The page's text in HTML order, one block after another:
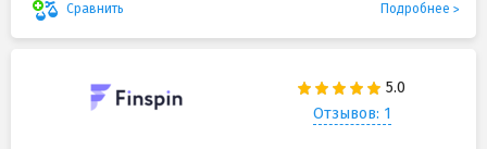
Сравнить Подробнее
Отзывов: 1